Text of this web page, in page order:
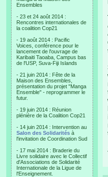
Ensembles
- 23 et 24 août 2014 :
Rencontres internationales de
la coalition Cop21
- 19 août 2014 : Pacific
Voices, conférence pour le
lancement de l'ouvrage de
Karibaiti Taoaba, Campus bas
de l'USP, Suva-Fiji Islands
- 21 juin 2014 : Fête de la
Maison des Ensembles,
présentation du projet "Manga
Ensemble" - reprogrammer le
futur.
- 19 juin 2014 : Réunion
plénière de la Coalition Cop21
- 14 juin 2014 : Intervention au
Salon des Solidarités à
l'invitation de Coordination Sud
- 17 mai 2014 : Braderie du
Livre solidaire avec le Collectif
d'Associations de Solidarité
Internationale de la Ligue de
l'Enseignement.